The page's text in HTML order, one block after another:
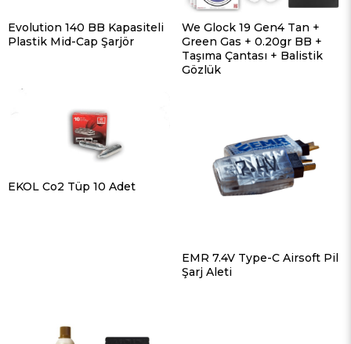
Evolution 140 BB Kapasiteli
Plastik Mid-Cap Şarjör
We Glock 19 Gen4 Tan +
Green Gas + 0.20gr BB +
Taşıma Çantası + Balistik
Gözlük
EKOL Co2 Tüp 10 Adet
EMR 7.4V Type-C Airsoft Pil
Şarj Aleti